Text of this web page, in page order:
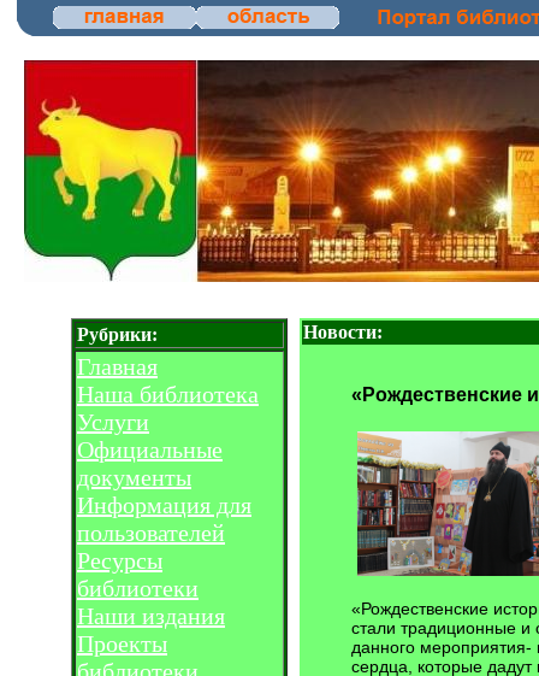
Рубрики:
Главная
Наша библиотека
Услуги
Официальные
документы
Информация для
пользователей
Ресурсы
библиотеки
Наши издания
Проекты
Новости:
«Рождественские
«Рождественские
стали традиционные и
данного
сердца, которые дадут